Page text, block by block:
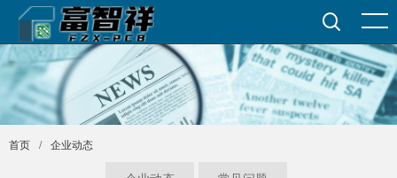
首页 / 企业动态